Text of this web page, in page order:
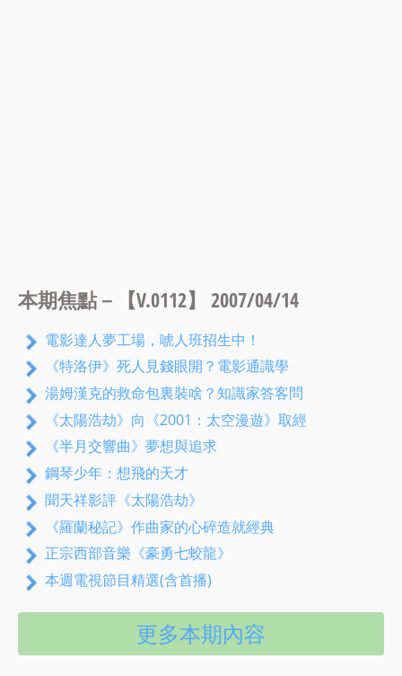
本期焦點－【V.0112】 2007/04/14
電影達人夢工場，唬人班招生中！
《特洛伊》死人見錢眼開？電影通識學
湯姆漢克的救命包裏裝啥？知識家答客問
《太陽浩劫》向《2001：太空漫遊》取經
《半月交響曲》夢想與追求
鋼琴少年：想飛的天才
聞天祥影評《太陽浩劫》
《羅蘭秘記》作曲家的心碎造就經典
正宗西部音樂《豪勇七蛟龍》
本週電視節目精選(含首播)
更多本期內容